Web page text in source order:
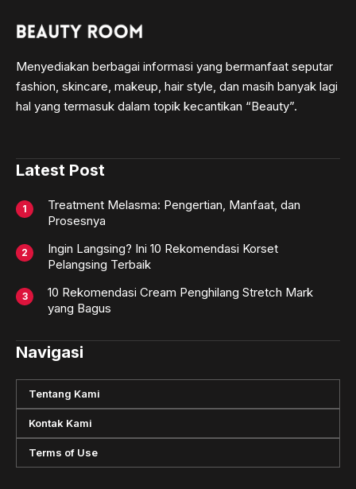
Menyediakan berbagai informasi yang bermanfaat seputar
fashion, skincare, makeup, hair style, dan masih banyak lagi
hal yang termasuk dalam topik kecantikan “Beauty”.
Latest Post
Treatment Melasma: Pengertian, Manfaat, dan
Prosesnya
Ingin Langsing? Ini 10 Rekomendasi Korset
Pelangsing Terbaik
10 Rekomendasi Cream Penghilang Stretch Mark
yang Bagus
Navigasi
Tentang Kami
Kontak Kami
Terms of Use